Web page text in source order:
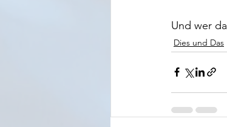
Und wer
Dies und Das